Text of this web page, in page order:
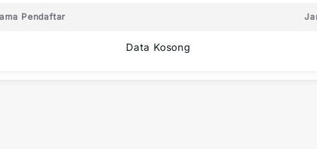
Pendaftar
Data Kosong